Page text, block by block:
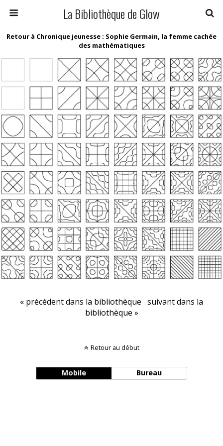
La Bibliothèque de Glow
Retour à Chronique jeunesse : Sophie Germain, la femme cachée
des mathématiques
« précédent dans la bibliothèque suivant dans la
bibliothèque »
Retour au début
Mobile Bureau